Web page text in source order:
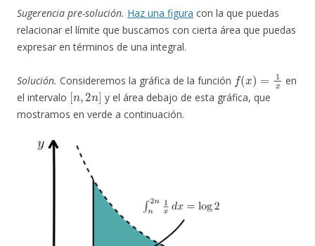
Sugerencia pre-solución. Haz una figura con la que puedas
relacionar el límite que buscamos con cierta área que puedas
expresar en términos de una integral.
Solución. Consideremos la gráfica de la función
(x =
en
el intervalo
[n,2n]
y el área debajo de esta gráfica, que
mostramos en verde a continuación.